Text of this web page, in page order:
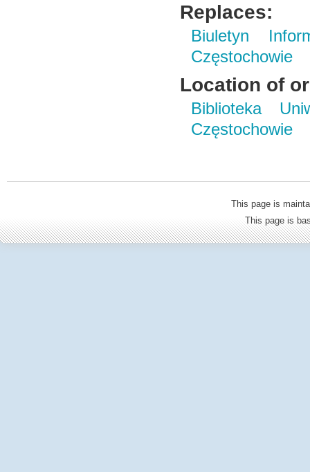
Replaces:
Biuletyn
Częstochowie
Location of
Biblioteka
Częstochowie
This page is
This page is